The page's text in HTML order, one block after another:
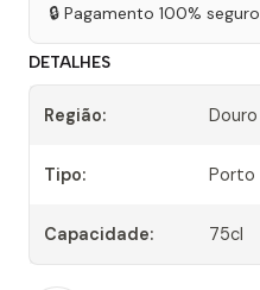
🔒 Pagamento 100% seguro
DETALHES
Região: Douro
Tipo: Porto
Capacidade: 75cl